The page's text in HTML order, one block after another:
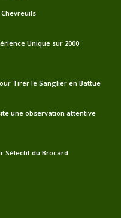
Unique sur 2000
Tirer le Sanglier en Battue
une observation attentive
Sélectif du Brocard